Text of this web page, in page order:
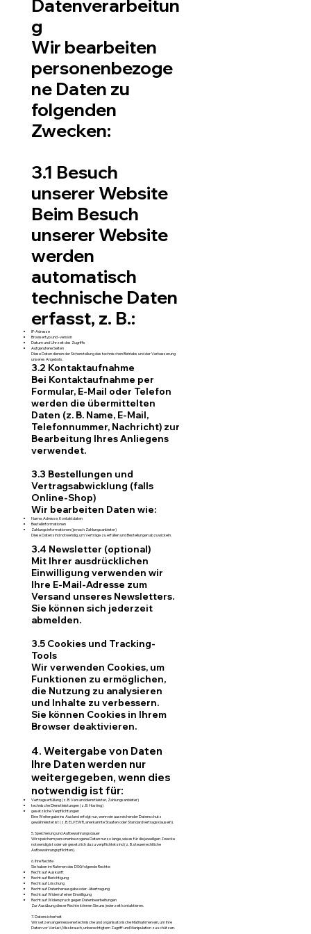
Datenverarbeitun
g
Wir bearbeiten
personenbezoge
ne Daten zu
folgenden
Zwecken:
3.1 Besuch
unserer Website
Beim Besuch
unserer Website
werden
automatisch
technische Daten
erfasst, z. B.:
IP-Adresse
Browsertyp und -version
Datum und Uhrzeit des Zugriffs
Aufgerufene Seiten
Diese Daten dienen der Sicherstellung des technischen Betriebs und der Verbesserung
unseres Angebots.
3.2 Kontaktaufnahme
Bei Kontaktaufnahme per
Formular, E-Mail oder Telefon
werden die übermittelten
Daten (z. B. Name, E-Mail,
Telefonnummer, Nachricht) zur
Bearbeitung Ihres Anliegens
verwendet.
3.3 Bestellungen und
Vertragsabwicklung (falls
Online-Shop)
Wir bearbeiten Daten wie:
Name, Adresse, Kontaktdaten
Bestellinformationen
Zahlungsinformationen (je nach Zahlungsanbieter)
Diese Daten sind notwendig, um Verträge zu erfüllen und Bestellungen abzuwickeln.
3.4 Newsletter (optional)
Mit Ihrer ausdrücklichen
Einwilligung verwenden wir
Ihre E-Mail-Adresse zum
Versand unseres Newsletters.
Sie können sich jederzeit
abmelden.
3.5 Cookies und Tracking-
Tools
Wir verwenden Cookies, um
Funktionen zu ermöglichen,
die Nutzung zu analysieren
und Inhalte zu verbessern.
Sie können Cookies in Ihrem
Browser deaktivieren.
4. Weitergabe von Daten
Ihre Daten werden nur
weitergegeben, wenn dies
notwendig ist für:
Vertragserfüllung (z. B. Versanddienstleister, Zahlungsanbieter)
technische Dienstleistungen (z. B. Hosting)
gesetzliche Verpflichtungen
Eine Weitergabe ins Ausland erfolgt nur, wenn ein ausreichender Datenschutz
gewährleistet ist (z. B. EU/EWR, anerkannte Staaten oder Standardvertragsklauseln).
5. Speicherung und Aufbewahrungsdauer
Wir speichern personenbezogene Daten nur so lange, wie es für die jeweiligen Zwecke
notwendig ist oder wir gesetzlich dazu verpflichtet sind (z. B. steuerrechtliche
Aufbewahrungspflichten).
6. Ihre Rechte
Sie haben im Rahmen des DSG folgende Rechte:
Recht auf Auskunft
Recht auf Berichtigung
Recht auf Löschung
Recht auf Datenherausgabe oder -übertragung
Recht auf Widerruf einer Einwilligung
Recht auf Widerspruch gegen Datenbearbeitungen
Zur Ausübung dieser Rechte können Sie uns jederzeit kontaktieren.
7. Datensicherheit
Wir setzen angemessene technische und organisatorische Maßnahmen ein, um Ihre
Daten vor Verlust, Missbrauch, unberechtigtem Zugriff und Manipulation zu schützen.